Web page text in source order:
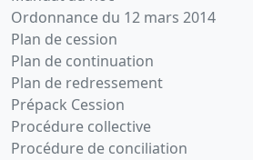
Ordonnance du 12 mars 2014
Plan de cession
Plan de continuation
Plan de redressement
Prépack Cession
Procédure collective
Procédure de conciliation